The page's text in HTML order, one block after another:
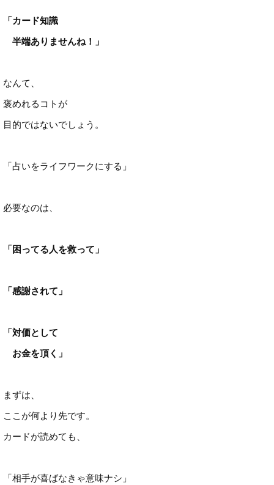
「カード知識
半端ありませんね！」
なんて、
褒めれるコトが
目的ではないでしょう。
「占いをライフワークにする」
必要なのは、
「困ってる人を救って」
「感謝されて」
「対価として
お金を頂く」
まずは、
ここが何より先です。
カードが読めても、
「相手が喜ばなきゃ意味ナシ」